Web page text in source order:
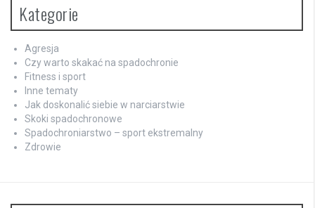
Kategorie
Agresja
Czy warto skakać na spadochronie
Fitness i sport
Inne tematy
Jak doskonalić siebie w narciarstwie
Skoki spadochronowe
Spadochroniarstwo – sport ekstremalny
Zdrowie